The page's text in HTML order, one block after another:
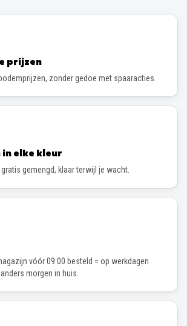
prijzen
zonder gedoe met spaaracties.
in elke kleur
gemengd, klaar terwijl je wacht.
vóór 09:00 besteld = op werkdagen
morgen in huis.